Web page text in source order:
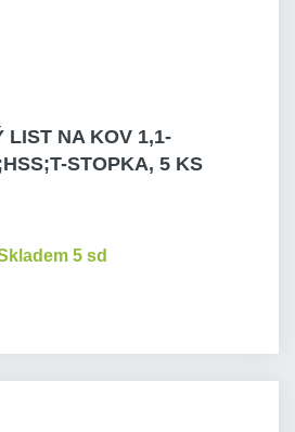
LIST NA KOV 1,1-
STOPKA, 5 KS
5 sd